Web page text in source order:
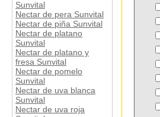
Sunvital
Nectar de pera Sunvital
Nectar de piña Sunvital
Nectar de platano
Sunvital
Nectar de platano y
fresa Sunvital
Nectar de pomelo
Sunvital
Nectar de uva blanca
Sunvital
Nectar de uva roja